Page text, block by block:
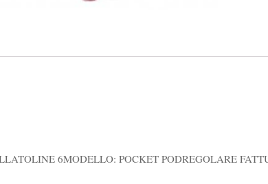
6MODELLO: POCKET PODREGOLARE